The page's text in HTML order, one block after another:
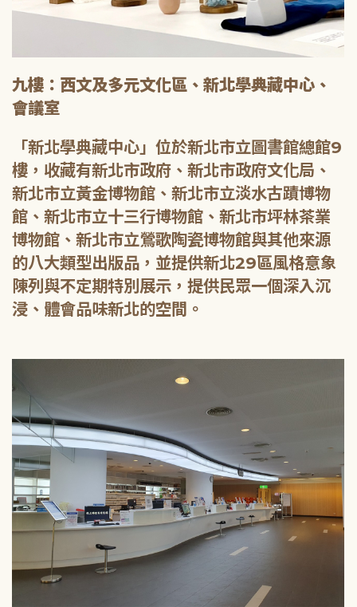
九樓：西文及多元文化區、新北學典藏中心、
會議室
「新北學典藏中心」位於新北市立圖書館總館9
樓，收藏有新北市政府、新北市政府文化局、
新北市立黃金博物館、新北市立淡水古蹟博物
館、新北市立十三行博物館、新北市坪林茶業
博物館、新北市立鶯歌陶瓷博物館與其他來源
的八大類型出版品，並提供新北29區風格意象
陳列與不定期特別展示，提供民眾一個深入沉
浸、體會品味新北的空間。